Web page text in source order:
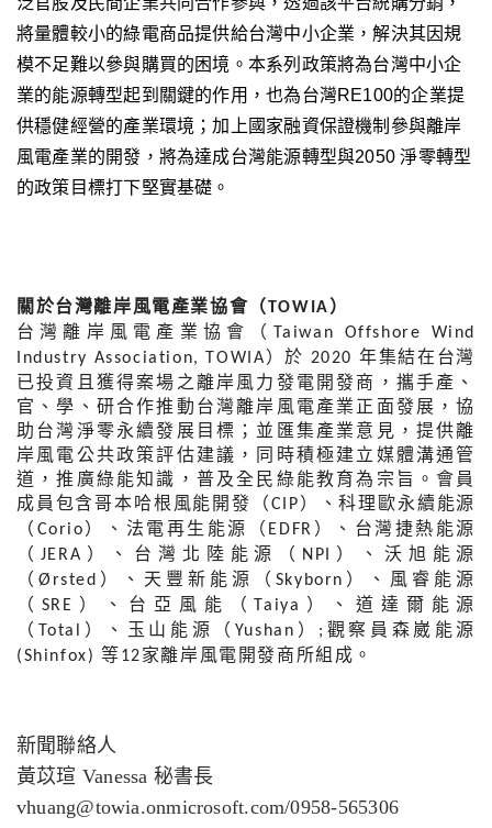
將量體較小的綠電商品提供給台灣中小企業，解決其因規
模不足難以參與購買的困境。 本系列政策將為台灣中小企
業的能源轉型起到關鍵的作用，也為台灣RE100的企業提
供穩健經營的產業環境；加上國家融資保證機制參與離岸
風電產業的開發，將為達成台灣能源轉型與2050淨零轉型
的政策目標打下堅實基礎。
關於台灣離岸風電產業協會（TOWIA）
台灣離岸風電產業協會（ Taiwan Offshore Wind
Industry Association, TOWIA）於 2020 年集結在台灣
已投資且獲得案場之離岸風力發電開發商，攜手產、
官、學、研合作推動台灣離岸風電產業正面發展，協
助台灣淨零永續發展目標；並匯集產業意見，提供離
岸風電公共政策評估建議，同時積極建立媒體溝通管
道，推廣綠能知識，普及全民綠能教育為宗旨。會員
成員包含哥本哈根風能開發（CIP）、科理歐永續能源
（ Corio）、法電再生能源（ EDFR ）、台灣捷熱能源
（ JERA ）、台灣北陸能源（ NPI ）、沃旭能源
（ Ørsted ）、天豐新能源（ Skyborn ）、風睿能源
（ SRE ）、台亞風能（Taiya ）、道達爾能源
（ Total ）、玉山能源（ Yushan ） ; 觀察員森崴能源
(Shinfox) 等 12家離岸風電開發商所組成。
新聞聯絡人
黃苡瑄 Vanessa 秘書長
vhuang@towia.onmicrosoft.com/0958-565306